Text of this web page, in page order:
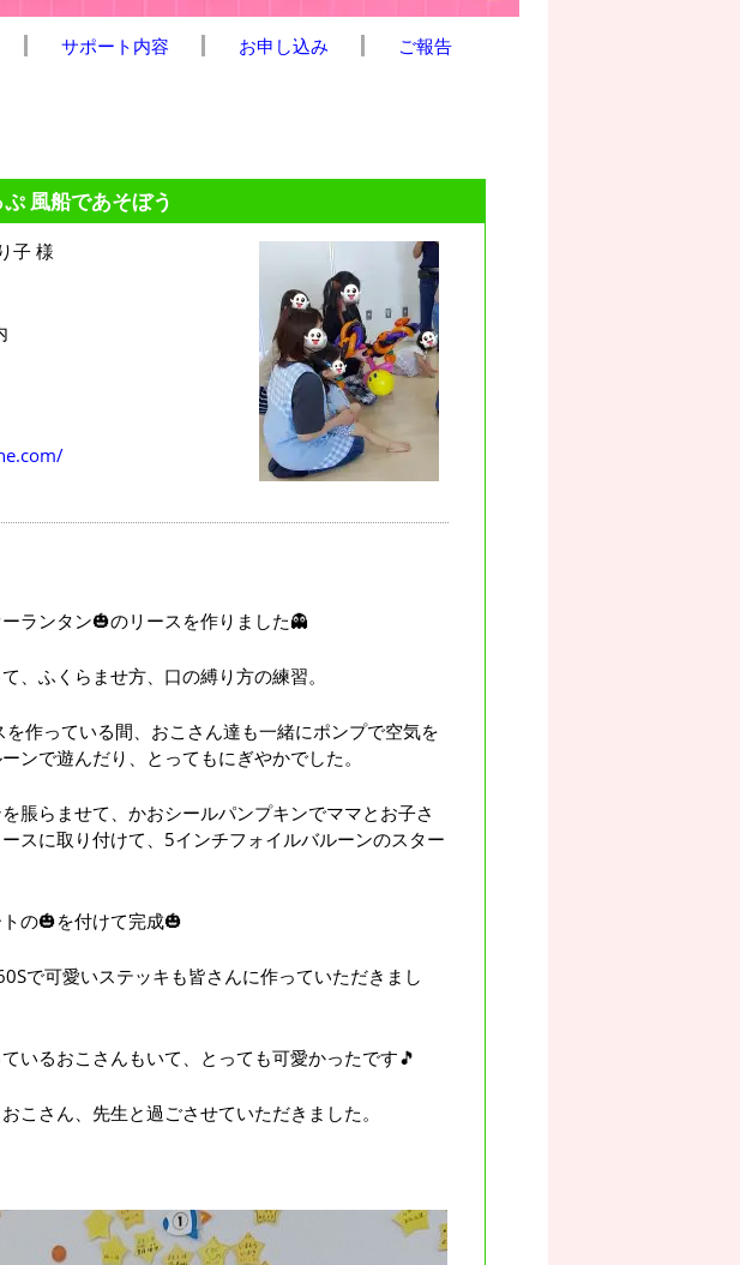
サポート内容 お申し込み ご報告
風船であそぼう
子 様
ランタン🎃のリースを作りました👻
、ふくらませ方、口の縛り方の練習。
作っている間、おこさん達も一緒にポンプで空気を
ンで遊んだり、とってもにぎやかでした。
脹らませて、かおシールパンプキンでママとお子さ
スに取り付けて、5インチフォイルバルーンのスター
の🎃を付けて完成🎃
で可愛いステッキも皆さんに作っていただきまし
いるおこさんもいて、とっても可愛かったです🎵
こさん、先生と過ごさせていただきました。